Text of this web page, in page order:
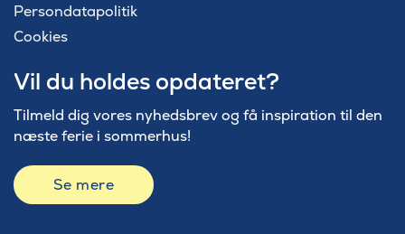
Persondatapolitik
Cookies
Vil du holdes opdateret?
Tilmeld dig vores nyhedsbrev og få inspiration til den
næste ferie i sommerhus!
Se mere